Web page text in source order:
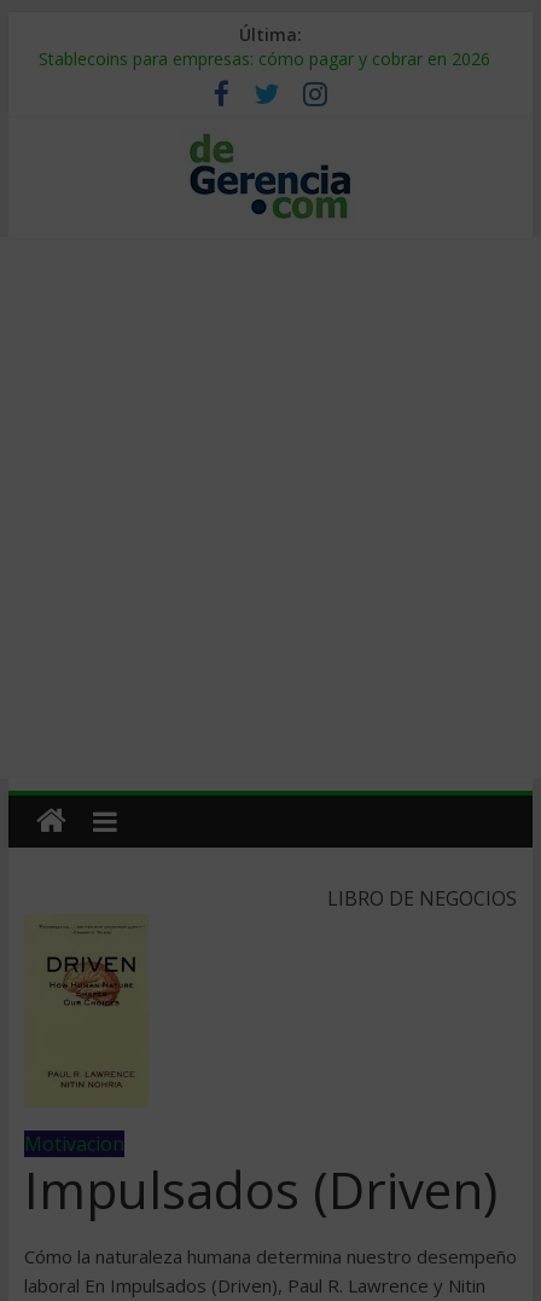
Última:
Stablecoins para empresas: cómo pagar y cobrar en 2026
Despido silencioso: qué es y por qué sale tan caro
IA en selección de personal: cómo auditarla a tiempo
Trabajo forzoso en la cadena de suministro: qué hacer
Mercado hispano de EE. UU.: cómo segmentarlo y venderle
LIBRO DE NEGOCIOS
Motivacion
Impulsados (Driven)
Cómo la naturaleza humana determina nuestro desempeño
laboral En Impulsados (Driven), Paul R. Lawrence y Nitin